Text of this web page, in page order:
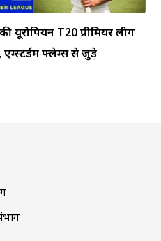
यूरोपियन T20 प्रीमियर लीग
एम्स्टर्डम फ्लेम्स से जुड़े